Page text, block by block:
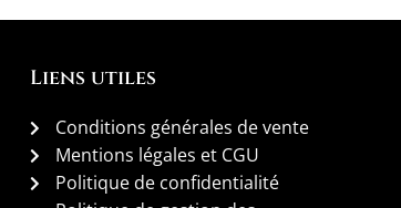
Liens utiles
Conditions générales de vente
Mentions légales et CGU
Politique de confidentialité